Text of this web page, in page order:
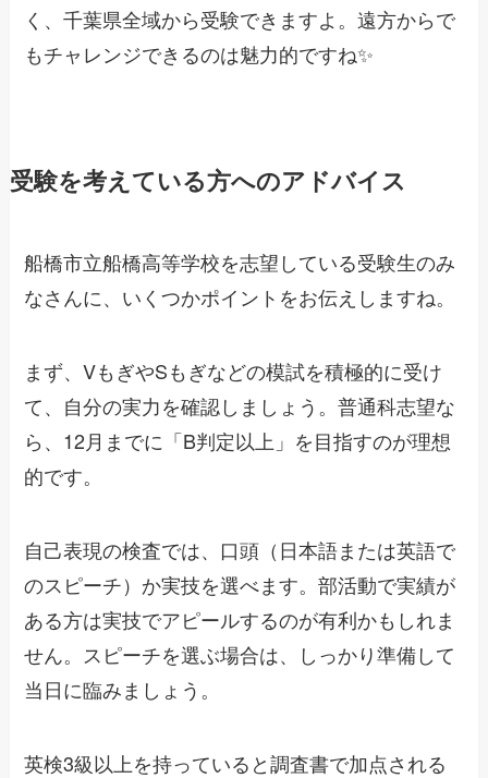
く、千葉県全域から受験できますよ。遠方からで
もチャレンジできるのは魅力的ですね✨
受験を考えている方へのアドバイス
船橋市立船橋高等学校を志望している受験生のみ
なさんに、いくつかポイントをお伝えしますね。
まず、VもぎやSもぎなどの模試を積極的に受け
て、自分の実力を確認しましょう。普通科志望な
ら、12月までに「B判定以上」を目指すのが理想
的です。
自己表現の検査では、口頭（日本語または英語で
のスピーチ）か実技を選べます。部活動で実績が
ある方は実技でアピールするのが有利かもしれま
せん。スピーチを選ぶ場合は、しっかり準備して
当日に臨みましょう。
英検3級以上を持っていると調査書で加点される